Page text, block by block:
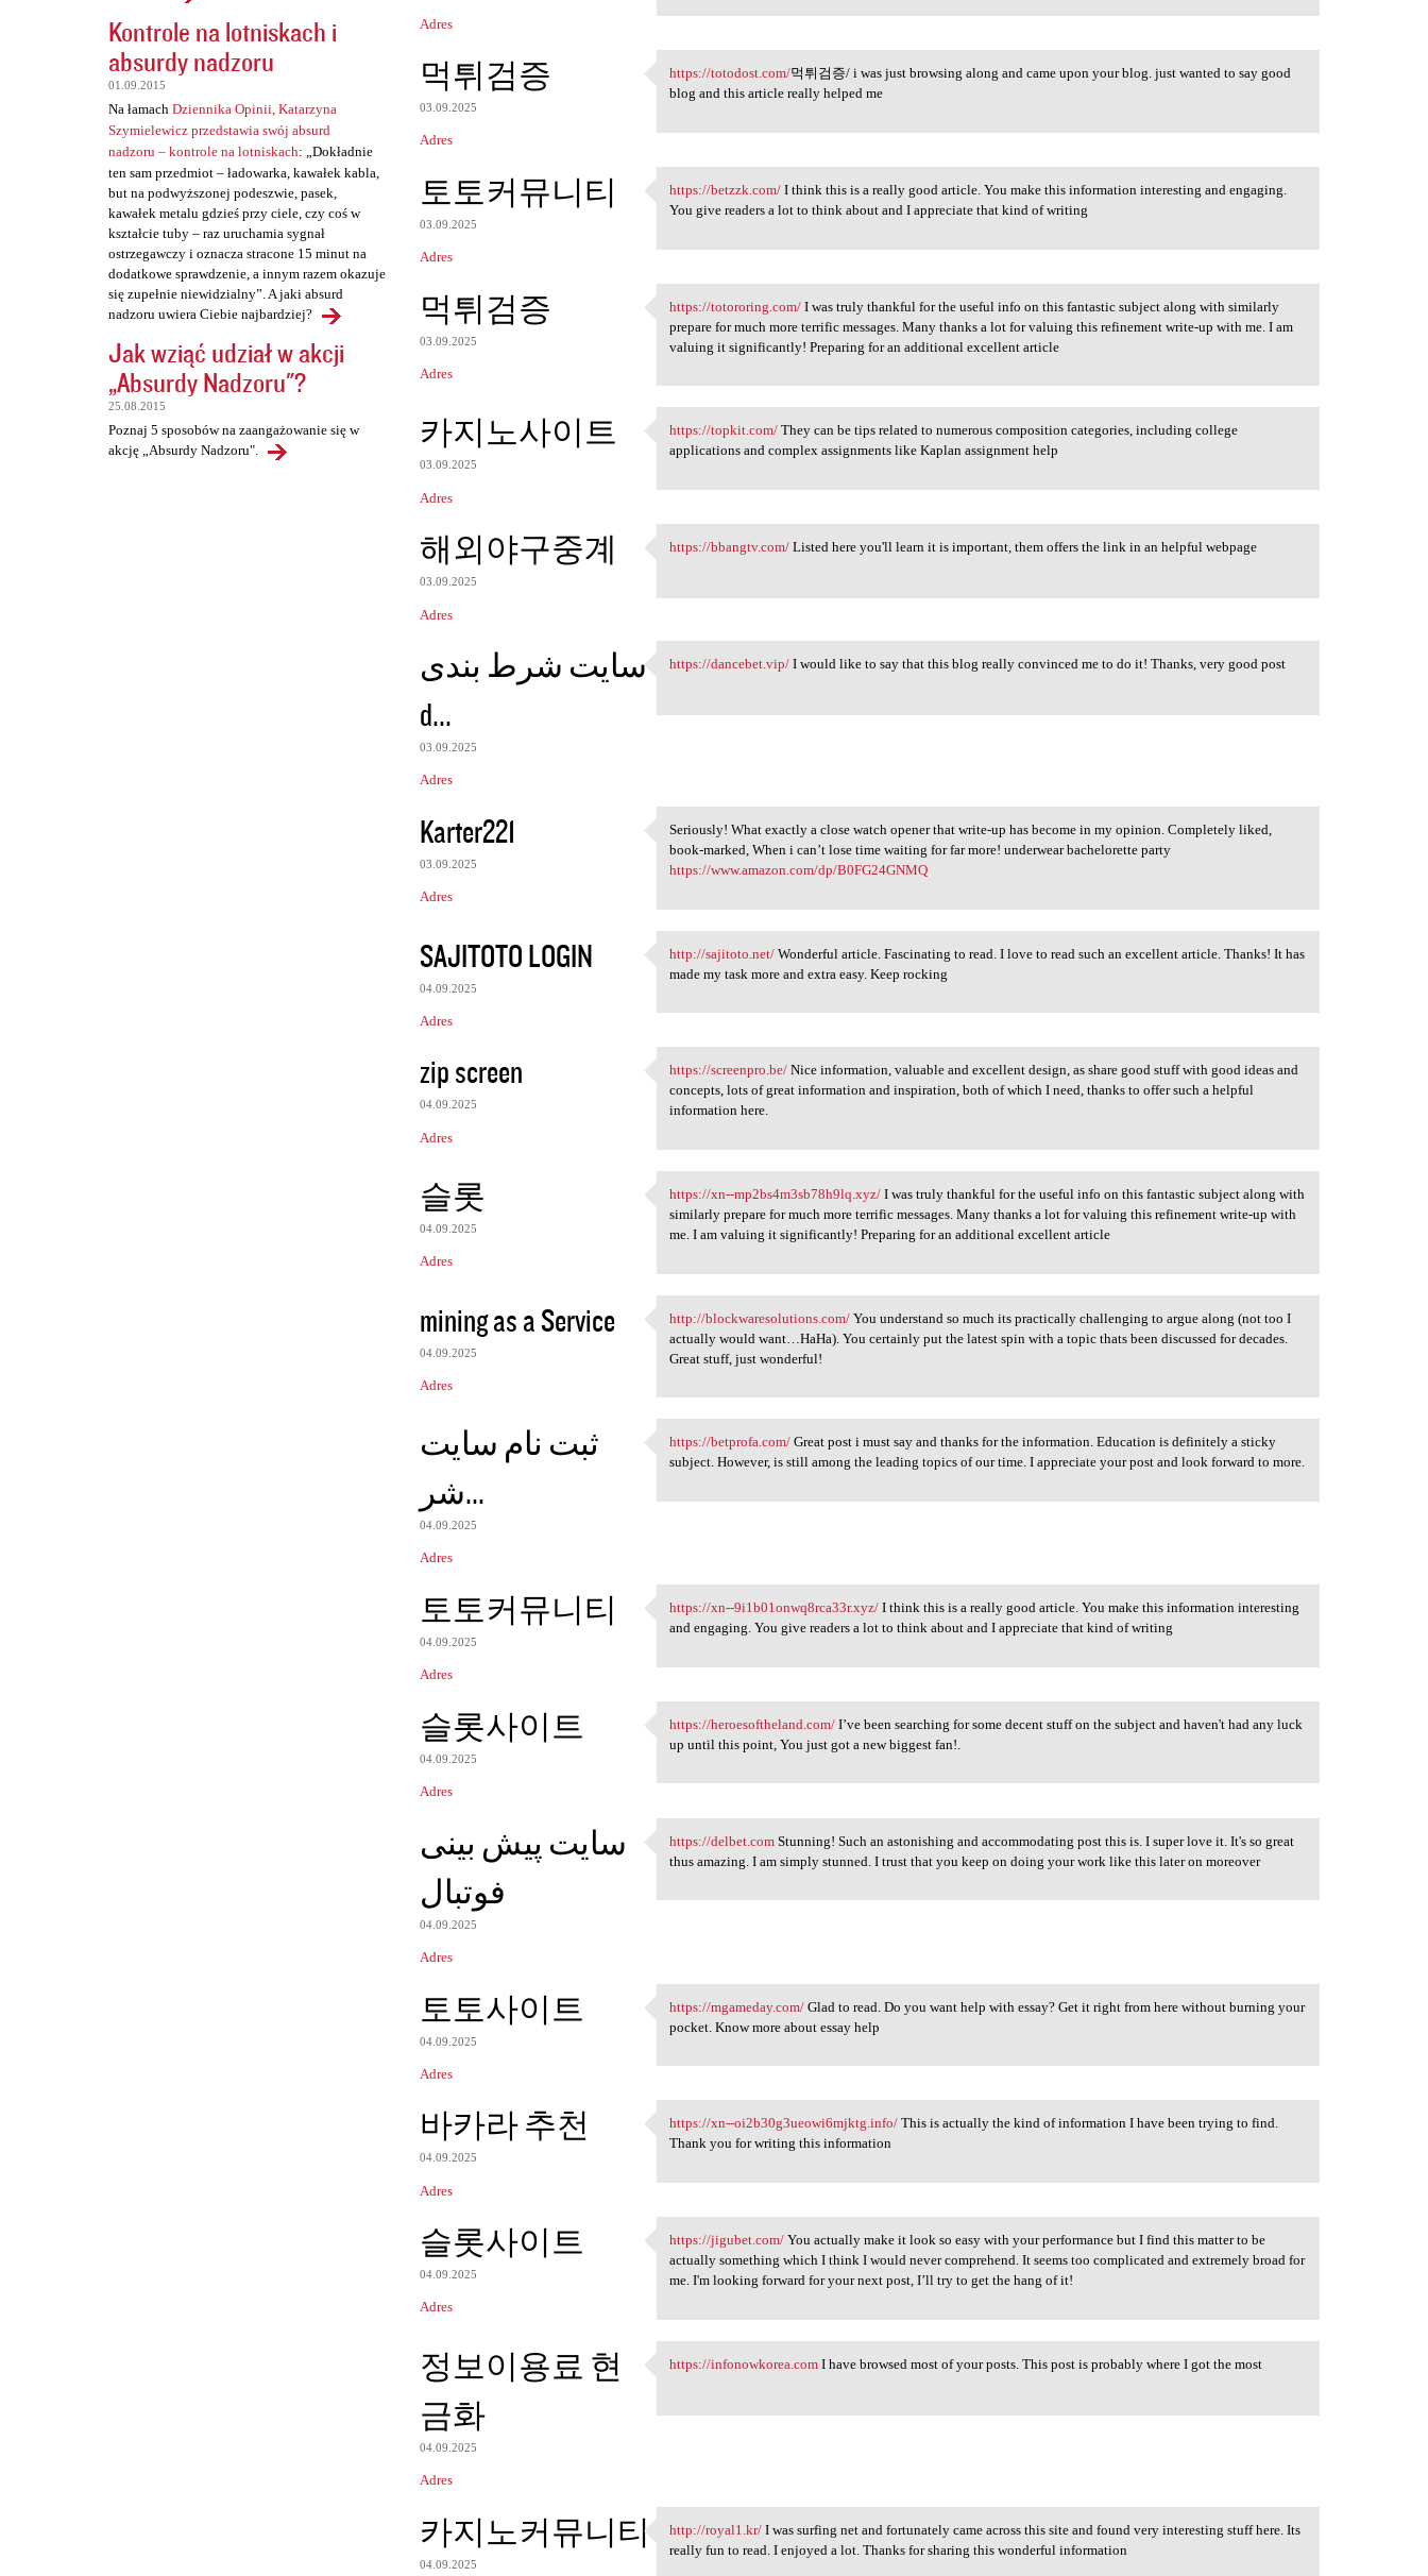
Kontrole na lotniskach i
absurdy nadzoru
01.09.2015
Na łamach Dziennika Opinii, Katarzyna
Szymielewicz przedstawia swój absurd
nadzoru – kontrole na lotniskach: „Dokładnie
ten sam przedmiot – ładowarka, kawałek kabla,
but na podwyższonej podeszwie, pasek,
kawałek metalu gdzieś przy ciele, czy coś w
kształcie tuby – raz uruchamia sygnał
ostrzegawczy i oznacza stracone 15 minut na
dodatkowe sprawdzenie, a innym razem okazuje
się zupełnie niewidzialny”. A jaki absurd
nadzoru uwiera Ciebie najbardziej?
Jak wziąć udział w akcji
„Absurdy Nadzoru"?
25.08.2015
Poznaj 5 sposobów na zaangażowanie się w
akcję „Absurdy Nadzoru".
Adres
먹튀검증
03.09.2025
Adres
https://totodost.com/먹튀검증/ i
https://totodost.com/먹튀검증/ i was just browsing along and came upon your blog. just wanted to say good
blog and this article really helped me
토토커뮤니티
03.09.2025
Adres
https://betzzk.com/ I think
https://betzzk.com/ I think this is a really good article. You make this information interesting and engaging.
You give readers a lot to think about and I appreciate that kind of writing
먹튀검증
03.09.2025
Adres
https://totororing.com/ I was
https://totororing.com/ I was truly thankful for the useful info on this fantastic subject along with similarly
prepare for much more terrific messages. Many thanks a lot for valuing this refinement write-up with me. I am
valuing it significantly! Preparing for an additional excellent article
카지노사이트
03.09.2025
Adres
https://topkit.com/ They can
https://topkit.com/ They can be tips related to numerous composition categories, including college
applications and complex assignments like Kaplan assignment help
해외야구중계
03.09.2025
Adres
https://bbangtv.com/ Listed
https://bbangtv.com/ Listed here you'll learn it is important, them offers the link in an helpful webpage
سایت شرط بندی
d...
03.09.2025
Adres
https://dancebet.vip/ I would
https://dancebet.vip/ I would like to say that this blog really convinced me to do it! Thanks, very good post
Karter221
03.09.2025
Adres
Seriously! What exactly a
Seriously! What exactly a close watch opener that write-up has become in my opinion. Completely liked,
book-marked, When i can’t lose time waiting for far more! underwear bachelorette party
https://www.amazon.com/dp/B0FG24GNMQ
SAJITOTO LOGIN
04.09.2025
Adres
http://sajitoto.net/
http://sajitoto.net/ Wonderful article. Fascinating to read. I love to read such an excellent article. Thanks! It has
made my task more and extra easy. Keep rocking
zip screen
04.09.2025
Adres
https://screenpro.be/ Nice
https://screenpro.be/ Nice information, valuable and excellent design, as share good stuff with good ideas and
concepts, lots of great information and inspiration, both of which I need, thanks to offer such a helpful
information here.
슬롯
04.09.2025
Adres
https://xn--mp2bs4m3sb78h9lq
https://xn--mp2bs4m3sb78h9lq.xyz/ I was truly thankful for the useful info on this fantastic subject along with
similarly prepare for much more terrific messages. Many thanks a lot for valuing this refinement write-up with
me. I am valuing it significantly! Preparing for an additional excellent article
mining as a Service
04.09.2025
Adres
http://blockwaresolutions.com
http://blockwaresolutions.com/ You understand so much its practically challenging to argue along (not too I
actually would want…HaHa). You certainly put the latest spin with a topic thats been discussed for decades.
Great stuff, just wonderful!
ثبت نام سایت
شر...
04.09.2025
Adres
https://betprofa.com/ Great
https://betprofa.com/ Great post i must say and thanks for the information. Education is definitely a sticky
subject. However, is still among the leading topics of our time. I appreciate your post and look forward to more.
토토커뮤니티
04.09.2025
Adres
https://xn--9i1b01onwq8rca33r
https://xn--9i1b01onwq8rca33r.xyz/ I think this is a really good article. You make this information interesting
and engaging. You give readers a lot to think about and I appreciate that kind of writing
슬롯사이트
04.09.2025
Adres
https://heroesoftheland.com/
https://heroesoftheland.com/ I’ve been searching for some decent stuff on the subject and haven't had any luck
up until this point, You just got a new biggest fan!.
سایت پیش بینی
فوتبال
04.09.2025
Adres
https://delbet.com Stunning!
https://delbet.com Stunning! Such an astonishing and accommodating post this is. I super love it. It's so great
thus amazing. I am simply stunned. I trust that you keep on doing your work like this later on moreover
토토사이트
04.09.2025
Adres
https://mgameday.com/ Glad to
https://mgameday.com/ Glad to read. Do you want help with essay? Get it right from here without burning your
pocket. Know more about essay help
바카라 추천
04.09.2025
Adres
https://xn-
https://xn--oi2b30g3ueowi6mjktg.info/ This is actually the kind of information I have been trying to find.
Thank you for writing this information
슬롯사이트
04.09.2025
Adres
https://jigubet.com/ You
https://jigubet.com/ You actually make it look so easy with your performance but I find this matter to be
actually something which I think I would never comprehend. It seems too complicated and extremely broad for
me. I'm looking forward for your next post, I’ll try to get the hang of it!
정보이용료 현
금화
04.09.2025
Adres
https://infonowkorea.com I
https://infonowkorea.com I have browsed most of your posts. This post is probably where I got the most
카지노커뮤니티
04.09.2025
http://royal1.kr/ I was
http://royal1.kr/ I was surfing net and fortunately came across this site and found very interesting stuff here. Its
really fun to read. I enjoyed a lot. Thanks for sharing this wonderful information